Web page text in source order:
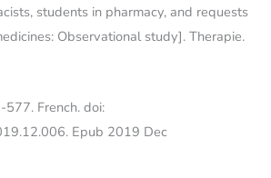
students in pharmacy, and requests
Observational study]. Therapie.
French. doi:
Epub 2019 Dec